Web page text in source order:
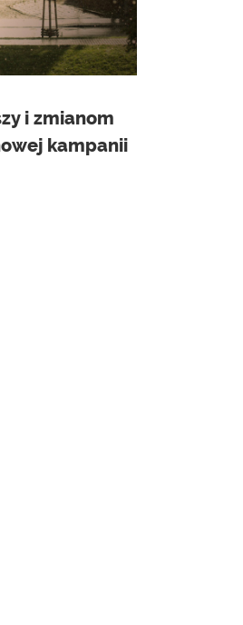
i zmianom
kampanii